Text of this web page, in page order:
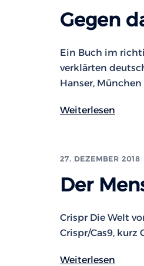
Gegen
Ein Buch im
verklärten
Hanser, München
Weiterlesen
27. DEZEMBER 2018
Der
Crispr Die Welt
Crispr/Cas9, kurz
Weiterlesen